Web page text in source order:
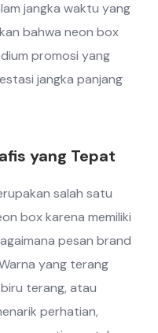
jangka waktu yang
bahwa neon box
promosi yang
jangka panjang
yang Tepat
salah satu
box karena memiliki
pesan brand
yang terang
terang, atau
perhatian,